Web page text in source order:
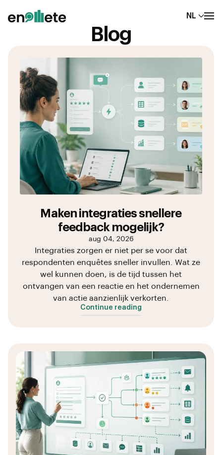
NL
Blog
Maken integraties snellere
feedback mogelijk?
aug 04, 2026
Integraties zorgen er niet per se voor dat
respondenten enquêtes sneller invullen. Wat ze
wel kunnen doen, is de tijd tussen het
ontvangen van een reactie en het ondernemen
van actie aanzienlijk verkorten.
Continue reading